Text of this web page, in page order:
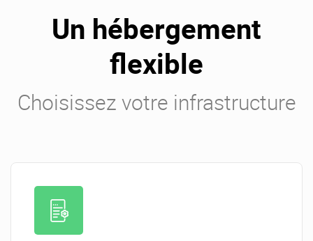
Un hébergement
flexible
Choisissez votre infrastructure